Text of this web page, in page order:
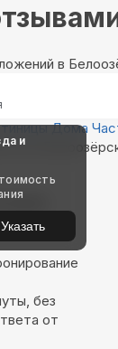
в
Дома
в
без
от
и
Указать